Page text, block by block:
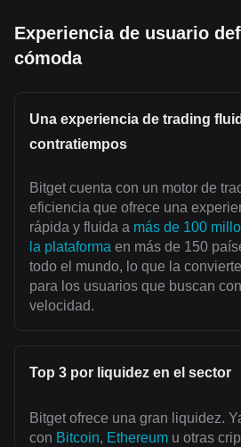
Experiencia de usuario
cómoda
Una experiencia de trading
contratiempos
Bitget cuenta con un motor de
eficiencia que ofrece una
rápida y fluida a más de 100
la plataforma en más de 150
todo el mundo, lo que la
para los usuarios que buscan
velocidad.
Top 3 por liquidez en el sector
Bitget ofrece una gran liquidez.
con Bitcoin, Ethereum u otras